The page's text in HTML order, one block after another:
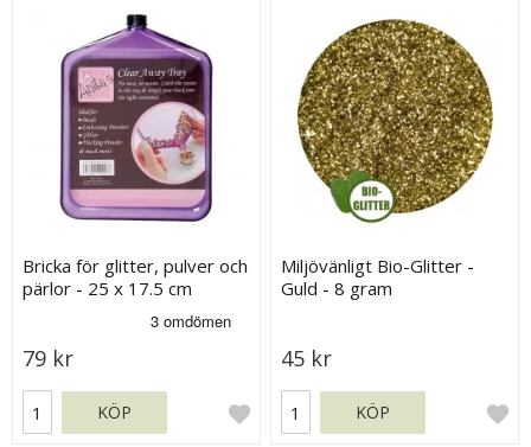
Bricka för glitter, pulver och
pärlor - 25 x 17.5 cm
79 kr
KÖP
Miljövänligt Bio-Glitter -
Guld - 8 gram
45 kr
KÖP